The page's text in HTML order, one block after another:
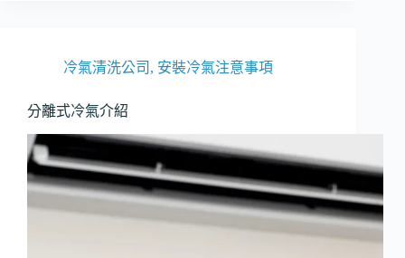
冷
氣/
調
推
德
欽
冷氣清洗公司 , 安裝冷氣注意事項
分離式冷氣介紹